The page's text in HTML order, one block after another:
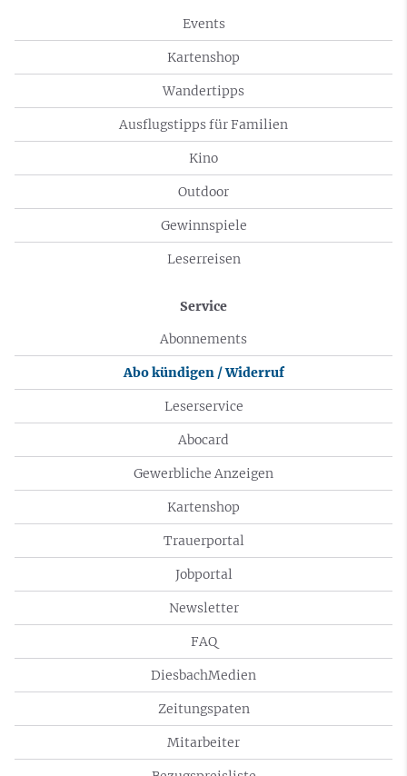
Events
Kartenshop
Wandertipps
Ausflugstipps für Familien
Kino
Outdoor
Gewinnspiele
Leserreisen
Service
Abonnements
Abo kündigen / Widerruf
Leserservice
Abocard
Gewerbliche Anzeigen
Kartenshop
Trauerportal
Jobportal
Newsletter
FAQ
DiesbachMedien
Zeitungspaten
Mitarbeiter